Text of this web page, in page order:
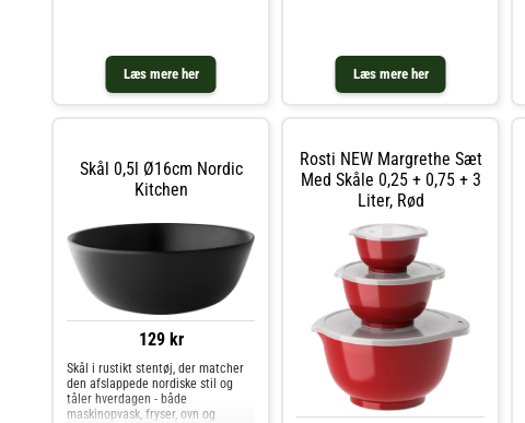
Læs mere her Læs mere her
Skål 0,5l Ø16cm Nordic
Kitchen
129 kr
Skål i rustikt stentøj, der matcher
den afslappede nordiske stil og
tåler hverdagen - både
maskinopvask, fryser, ovn og
Rosti NEW Margrethe Sæt
Med Skåle 0,25 + 0,75 + 3
Liter, Rød